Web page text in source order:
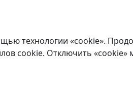
технологии «cookie».
cookie. Отключить «cookie»